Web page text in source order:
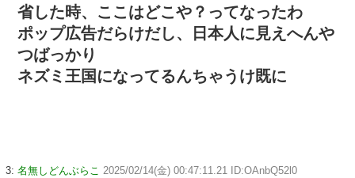
省した時、ここはどこや？ってなったわ
ポップ広告だらけだし、日本人に見えへんや
つばっかり
ネズミ王国になってるんちゃうけ既に
3: 名無しどんぶらこ 2025/02/14(金) 00:47:11.21 ID:OAnbQ52l0